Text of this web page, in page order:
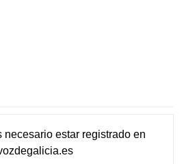
necesario estar registradoen